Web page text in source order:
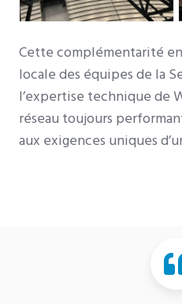
Cette complémentarité
locale des équipes de la
l’expertise technique de
réseau toujours
aux exigences uniques